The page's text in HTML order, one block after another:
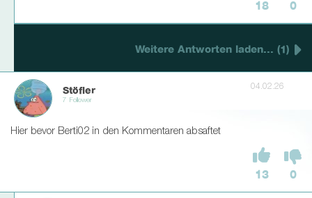
18 0
Weitere Antworten laden... (1)
Stöfler
7 Follower
04.02.26
Hier bevor Berti02 in den Kommentaren absaftet
13 0